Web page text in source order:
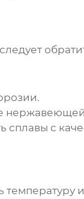
с
температуру